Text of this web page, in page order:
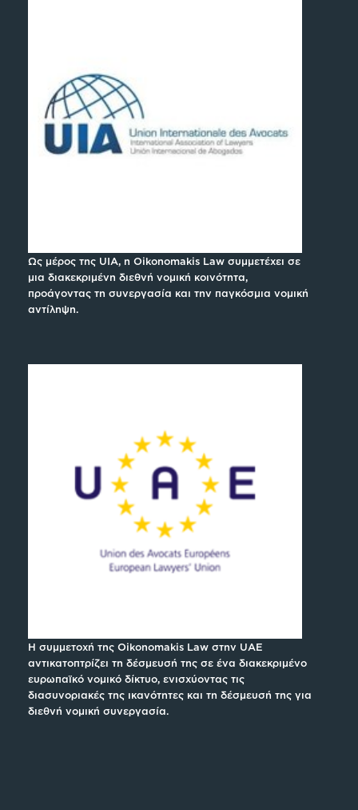
Ως μέρος της UIA, η Oikonomakis Law συμμετέχει σε
μια διακεκριμένη διεθνή νομική κοινότητα,
προάγοντας τη συνεργασία και την παγκόσμια νομική
αντίληψη.
Η συμμετοχή της Oikonomakis Law στην UAE
αντικατοπτρίζει τη δέσμευσή της σε ένα διακεκριμένο
ευρωπαϊκό νομικό δίκτυο, ενισχύοντας τις
διασυνοριακές της ικανότητες και τη δέσμευσή της για
διεθνή νομική συνεργασία.